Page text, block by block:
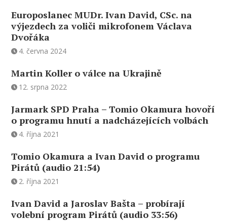
Europoslanec MUDr. Ivan David, CSc. na
výjezdech za voliči mikrofonem Václava
Dvořáka
4. června 2024
Martin Koller o válce na Ukrajině
12. srpna 2022
Jarmark SPD Praha – Tomio Okamura hovoří
o programu hnutí a nadcházejících volbách
4. října 2021
Tomio Okamura a Ivan David o programu
Pirátů (audio 21:54)
2. října 2021
Ivan David a Jaroslav Bašta – probírají
volební program Pirátů (audio 33:56)